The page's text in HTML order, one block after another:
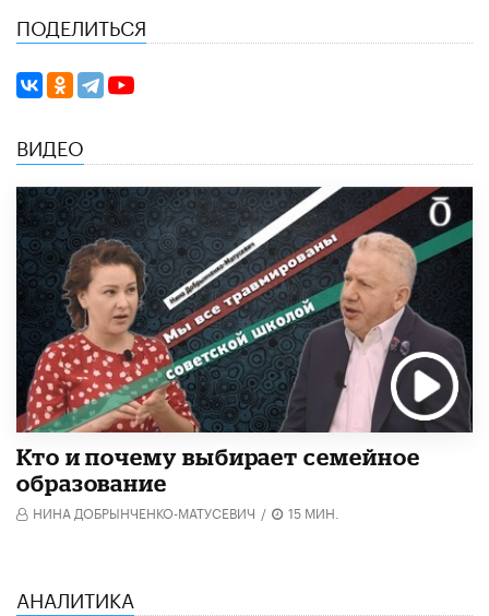
ПОДЕЛИТЬСЯ
ВИДЕО
Кто и почему выбирает семейное
образование
НИНА ДОБРЫНЧЕНКО-МАТУСЕВИЧ / 15 МИН.
АНАЛИТИКА